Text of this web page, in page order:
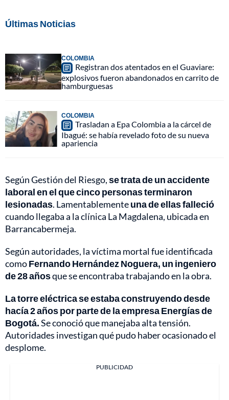
Últimas Noticias
COLOMBIA
Registran dos atentados en el Guaviare:
explosivos fueron abandonados en carrito de
hamburguesas
COLOMBIA
Trasladan a Epa Colombia a la cárcel de
Ibagué: se había revelado foto de su nueva
apariencia
Según Gestión del Riesgo,se trata de un accidente
laboral en el que cinco personas terminaron
lesionadas. Lamentablementeuna de ellas falleció
cuando llegaba a la clínica La Magdalena, ubicada en
Barrancabermeja.
Según autoridades, la víctima mortal fue identificada
comoFernando Hernández Noguera, un ingeniero
de 28 añosque se encontraba trabajando en la obra.
La torre eléctrica se estaba construyendo desde
hacía 2 años por parte de la empresa Energías de
Bogotá.Se conoció que manejaba alta tensión.
Autoridades investigan qué pudo haber ocasionado el
desplome.
PUBLICIDAD